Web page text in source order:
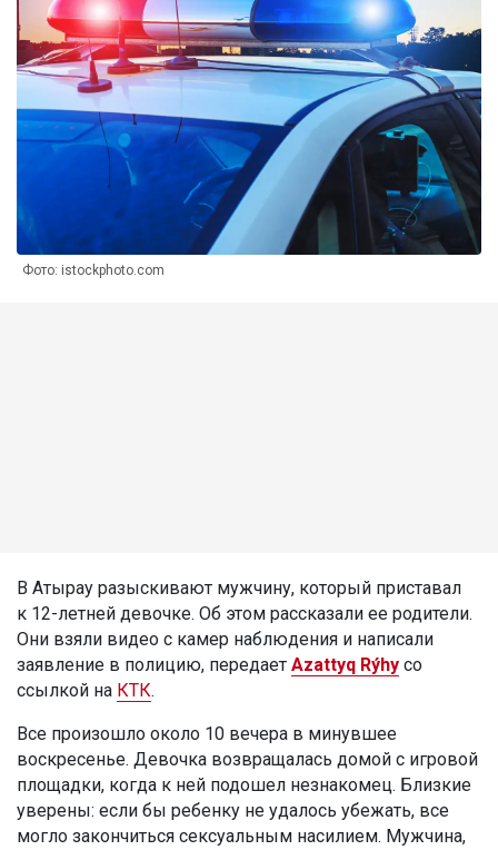
Фото: istockphoto.com
В Атырау разыскивают мужчину, который приставал
к 12-летней девочке. Об этом рассказали ее родители.
Они взяли видео с камер наблюдения и написали
заявление в полицию, передает Azattyq Rýhy со
ссылкой на КТК.
Все произошло около 10 вечера в минувшее
воскресенье. Девочка возвращалась домой с игровой
площадки, когда к ней подошел незнакомец. Близкие
уверены: если бы ребенку не удалось убежать, все
могло закончиться сексуальным насилием. Мужчина,